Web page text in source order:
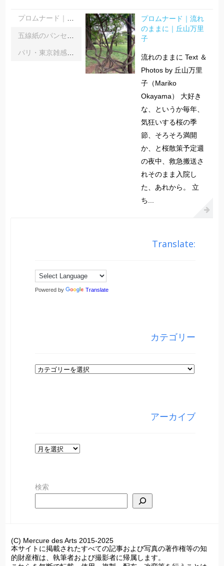
プロムナード｜流れのままに｜丘山万里子
プロムナード｜流れ
のままに｜丘山万里
子
流れのままに Text ＆
Photos by 丘山万里
子（Mariko
Okayama） 大好き
な、というか毎年、
気狂いする桜の季
節、そろそろ満開
か、と桜散策予定週
の夜中、救急搬送さ
れそのまま入院し
た、あれから。 立
ち...
Translate:
Powered by Translate
カテゴリー
カ
アーカイブ
ア
イ
検索
(C) Mercure des Arts 2015-2025
本サイトに掲載されたすべての記事および写真の著作権等の知
的財産権は、執筆者および撮影者に帰属します。